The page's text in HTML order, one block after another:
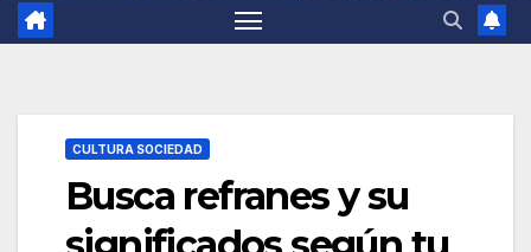
CULTURA SOCIEDAD
Busca refranes y su